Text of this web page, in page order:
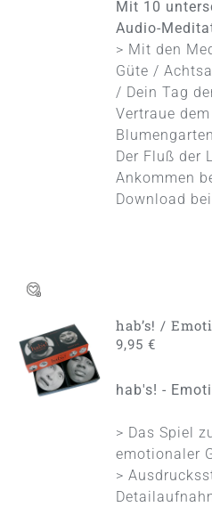
Mit 10
Audio-
> Mit den
Güte /
/ Dein Tag
Vertraue
Der Fluß der
Ankommen
Download
IN DEN
WARENKORB
/
DETAILS
hab’s! /
9,95€
hab's! -
> Das Spiel
emotionaler
>